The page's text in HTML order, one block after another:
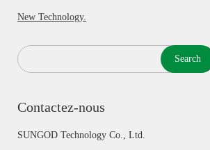
New Technology.
Search
Contactez-nous
SUNGOD Technology Co., Ltd.